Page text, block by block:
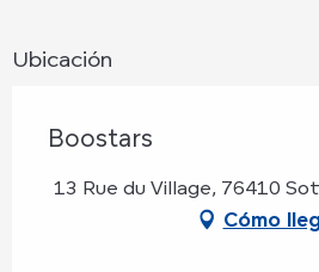
Ubicación
Boostars
13 Rue du Village, 76410
Cómo